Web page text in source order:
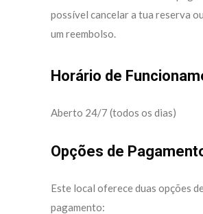
possível cancelar a tua reserva
um reembolso.
Horário de
Aberto 24/7 (todos os dias)
Opções de
Este local oferece duas opções
pagamento: